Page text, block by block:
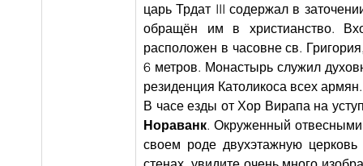
царь Трдат III содержал в
обращён им в христианство.
расположен в часовне св.
6 метров. Монастырь служил
резиденция Католикоса всех армян.
В часе езды от Хор Вирапа на
Нораванк. Окруженный
своем роде двухэтажную